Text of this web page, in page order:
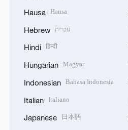
Hausa Hausa
Hebrew עברית
Hindi हिन्दी
Hungarian Magyar
Indonesian Bahasa Indonesia
Italian Italiano
Japanese
日本語